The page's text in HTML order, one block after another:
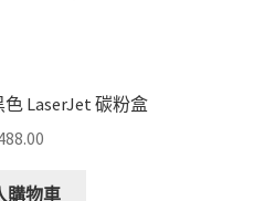
色 LaserJet 碳粉盒
購物車